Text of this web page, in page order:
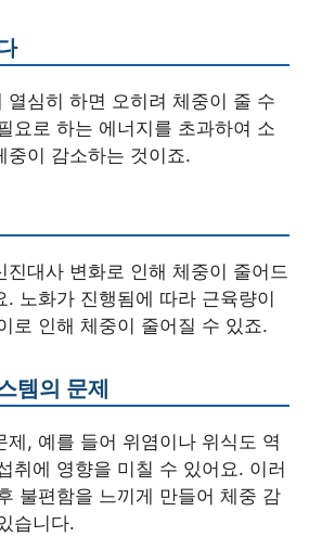
열심히 하면 오히려 체중이 줄 수
요로 하는 에너지를 초과하여 소
중이 감소하는 것이죠.
진대사 변화로 인해 체중이 줄어드
. 노화가 진행됨에 따라 근육량이
로 인해 체중이 줄어질 수 있죠.
템의 문제
제, 예를 들어 위염이나 위식도 역
취에 영향을 미칠 수 있어요. 이러
불편함을 느끼게 만들어 체중 감
습니다.